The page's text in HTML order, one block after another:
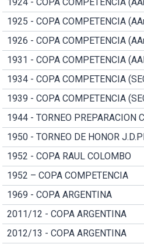
1925 - COPA COMPETENCIA
1926 - COPA COMPETENCIA
1931 - COPA COMPETENCIA
1934 - COPA COMPETENCIA
1939 - COPA COMPETENCIA
1944 - TORNEO PREPARACION
1950 - TORNEO DE HONOR
1952 - COPA RAUL COLOMBO
1952 – COPA COMPETENCIA
1969 - COPA ARGENTINA
2011/12 - COPA ARGENTINA
2012/13 - COPA ARGENTINA